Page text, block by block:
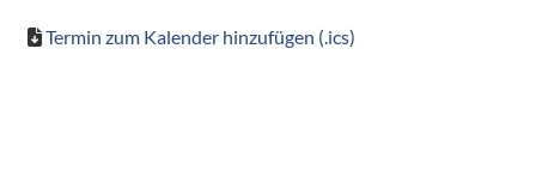
Termin zum Kalender hinzufügen (.ics)